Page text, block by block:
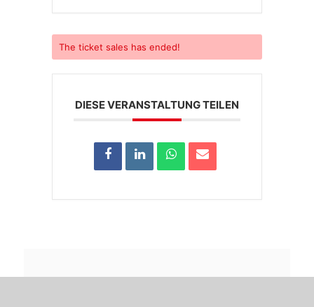
The ticket sales has ended!
DIESE VERANSTALTUNG TEILEN